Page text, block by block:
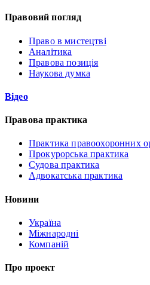
Правовий погляд
Право в мистецтві
Аналітика
Правова позиція
Наукова думка
Відео
Правова практика
Практика правоохоронних
Прокурорська практика
Судова практика
Адвокатська практика
Новини
Україна
Міжнародні
Компаній
Про проект